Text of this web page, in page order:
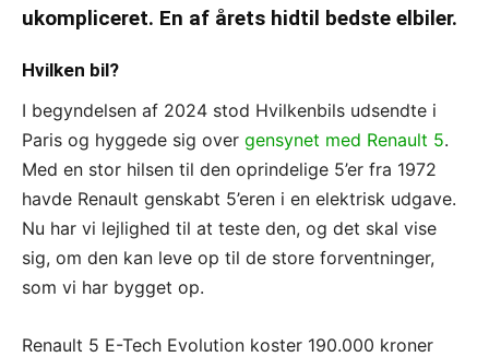
ukompliceret. En af årets hidtil bedste elbiler.
Hvilken bil?
I begyndelsen af 2024 stod Hvilkenbils udsendte i
Paris og hyggede sig over gensynet med Renault 5.
Med en stor hilsen til den oprindelige 5’er fra 1972
havde Renault genskabt 5’eren i en elektrisk udgave.
Nu har vi lejlighed til at teste den, og det skal vise
sig, om den kan leve op til de store forventninger,
som vi har bygget op.
Renault 5 E-Tech Evolution koster 190.000 kroner